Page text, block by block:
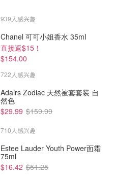
939人感兴趣
Chanel 可可小姐香水 35ml
直接返$15！
$154.00
722人感兴趣
Adairs Zodiac 天然被套套装 自
然色
$29.99 $159.99
710人感兴趣
Estee Lauder Youth Power面霜
75ml
$16.42 $51.25